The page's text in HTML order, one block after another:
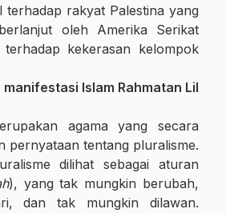
terhadap rakyat Palestina yang
oleh Amerika Serikat
terhadap kekerasan kelompok
Islam Rahmatan Lil
agama yang secara
pernyataan tentang pluralisme.
dilihat sebagai aturan
), yang tak mungkin berubah,
dan tak mungkin dilawan.